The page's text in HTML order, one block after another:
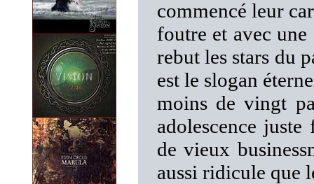
commencé leur
foutre et avec
rebut les stars du
est le slogan
moins de vingt
adolescence
de vieux
aussi ridicule que